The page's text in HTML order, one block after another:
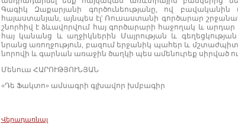
Գագիկ Զաքարյանի գործունեությանը, ով բավականին
հայաստանյան, այնպես էլ' Ռուսաստանի գործարար
շնորհիվ է ձևավորվում հայ գործարարի հաջողակ և արդար
հայ կանանց և աղջիկներին Մայրության և
նրանց առողջություն, բազում երջանիկ պահեր և
նորովի և գարնան առաջին ծաղկի պես ամենուրեք սիրված
Մենուա ՀԱՐՈՒԹՅՈՒՆՅԱՆ
«Դե Ֆակտո» ամսագրի գլխավոր խմբագիր
Վերադառնալ